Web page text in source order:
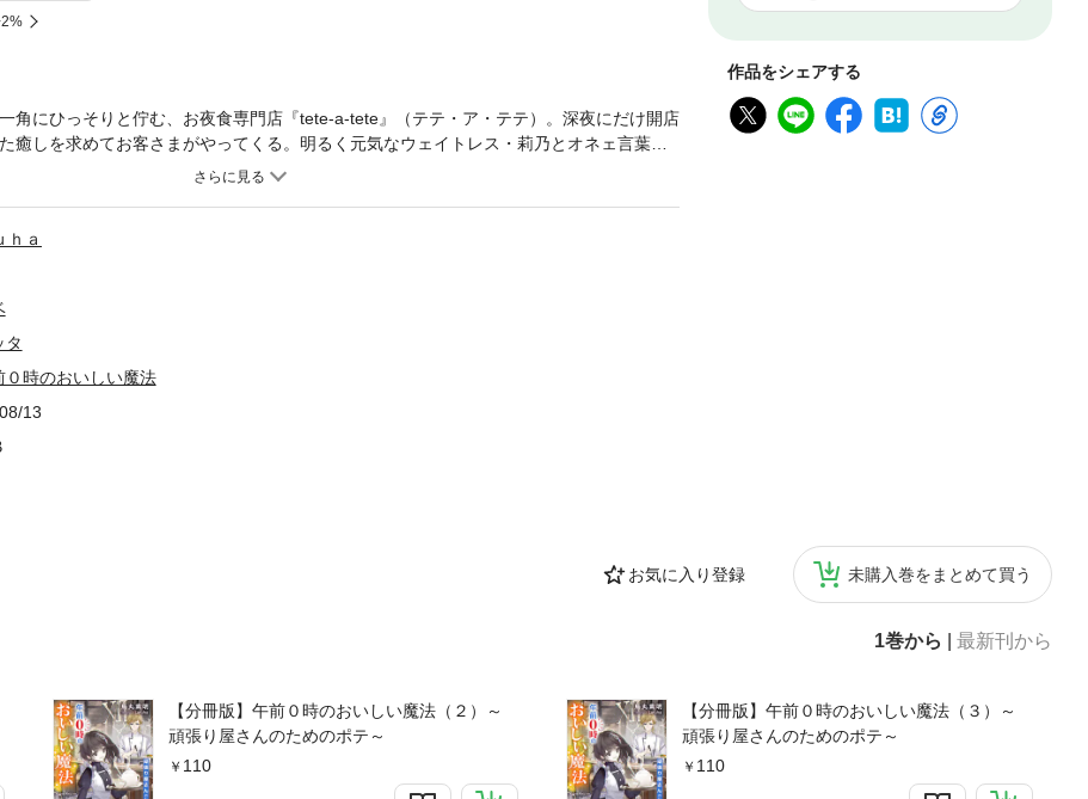
作品をシェアする
お気に入り登録 未購入巻をまとめて買う
1巻から 最新刊から
【分冊版】午前０時のおいしい魔法（２）～
頑張り屋さんのためのポテ～
110
【分冊版】午前０時のおいしい魔法（３）～
頑張り屋さんのためのポテ～
110
角にひっそりと佇む、お夜食専門店『tete-a-tete』（テテ・ア・テテ）。深夜にだけ開店
癒しを求めてお客さまがやってくる。明るく元気なウェイトレス・莉乃とオネェ言葉の
が今夜提供するのは、ふわっと軽くてしゅわっと溶ける、卵とバターのコクがたまらな
中を押してくれる2本を収録。※こちらは【分冊版】です。同タイトル通常版との重複購
ｈａ
タ
０時のおいしい魔法
13